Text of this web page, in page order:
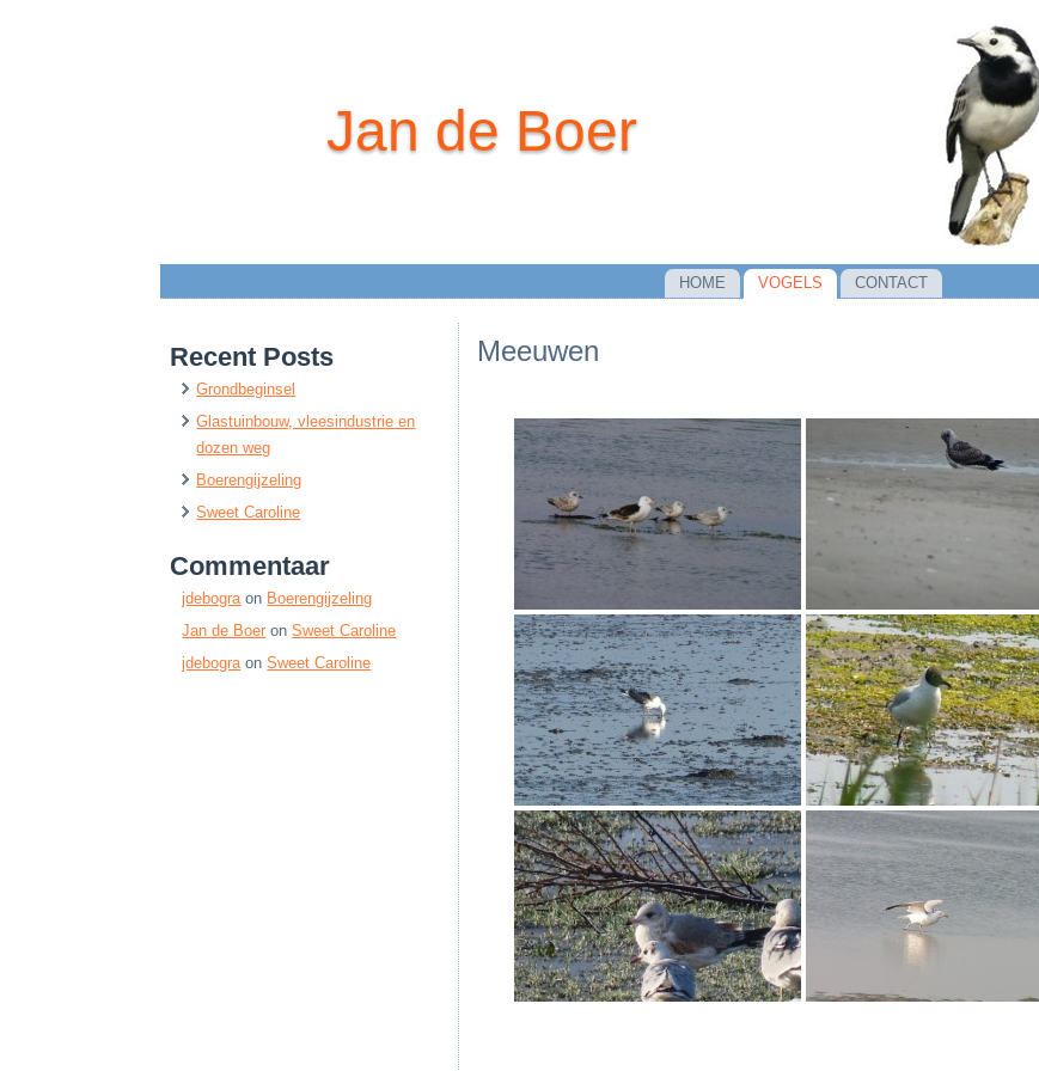
Jan de Boer
HOME VOGELS CONTACT
Recent Posts
Grondbeginsel
Glastuinbouw, vleesindustrie en
dozen weg
Boerengijzeling
Sweet Caroline
Commentaar
jdebograon Boerengijzeling
Jan de Boer onSweet Caroline
jdebograonSweet Caroline
Meeuwen